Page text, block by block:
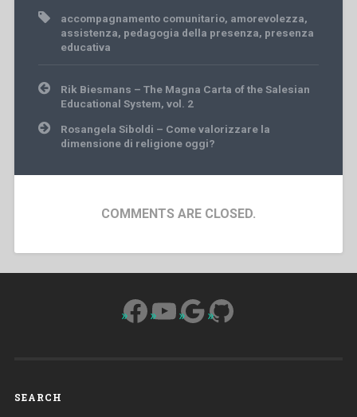
accompagnamento comunitario, amorevolezza,
assistenza, pedagogia della presenza, presenza
educativa
Post
navigation
Rik Biesmans – The Magna Carta of the Salesian
Educational System, vol. 2
Rosangela Siboldi – Come valorizzare la
dimensione di religione oggi?
COMMENTS ARE CLOSED.
Facebook
YouTube
Google
GitHub
SEARCH